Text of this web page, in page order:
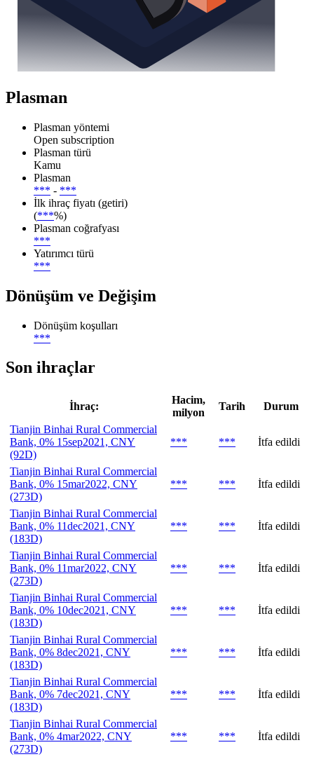
Plasman
Plasman yöntemi
Open subscription
Plasman türü
Kamu
Plasman
*** - ***
İlk ihraç fiyatı (getiri)
(***%)
Plasman coğrafyası
***
Yatırımcı türü
***
Dönüşüm ve Değişim
Dönüşüm koşulları
***
Son ihraçlar
İhraç:
Hacim,
milyon
Tarih
Durum
Tianjin Binhai Rural Commercial
Bank, 0% 15sep2021, CNY
(92D)
*** *** İtfa edildi
Tianjin Binhai Rural Commercial
Bank, 0% 15mar2022, CNY
(273D)
*** *** İtfa edildi
Tianjin Binhai Rural Commercial
Bank, 0% 11dec2021, CNY
(183D)
*** *** İtfa edildi
Tianjin Binhai Rural Commercial
Bank, 0% 11mar2022, CNY
(273D)
*** *** İtfa edildi
Tianjin Binhai Rural Commercial
Bank, 0% 10dec2021, CNY
(183D)
*** *** İtfa edildi
Tianjin Binhai Rural Commercial
Bank, 0% 8dec2021, CNY
(183D)
*** *** İtfa edildi
Tianjin Binhai Rural Commercial
Bank, 0% 7dec2021, CNY
(183D)
*** *** İtfa edildi
Tianjin Binhai Rural Commercial
Bank, 0% 4mar2022, CNY
(273D)
*** *** İtfa edildi